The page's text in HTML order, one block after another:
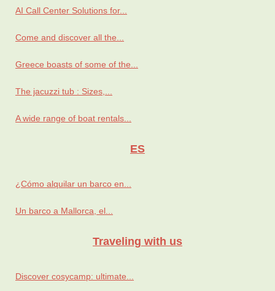
AI Call Center Solutions for...
Come and discover all the...
Greece boasts of some of the...
The jacuzzi tub : Sizes,...
A wide range of boat rentals...
ES
¿Cómo alquilar un barco en...
Un barco a Mallorca, el...
Traveling with us
Discover cosycamp: ultimate...